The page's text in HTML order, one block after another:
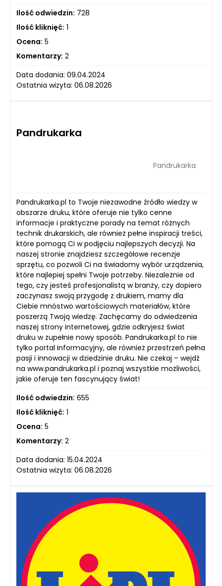
Ilość odwiedzin: 728
Ilość kliknięć: 1
Ocena: 5
Komentarzy: 2
Data dodania: 09.04.2024
Ostatnia wizyta: 06.08.2026
Pandrukarka
Pandrukarka
Pandrukarka.pl to Twoje niezawodne źródło wiedzy w
obszarze druku, które oferuje nie tylko cenne
informacje i praktyczne porady na temat różnych
technik drukarskich, ale również pełne inspiracji treści,
które pomogą Ci w podjęciu najlepszych decyzji. Na
naszej stronie znajdziesz szczegółowe recenzje
sprzętu, co pozwoli Ci na świadomy wybór urządzenia,
które najlepiej spełni Twoje potrzeby. Niezależnie od
tego, czy jesteś profesjonalistą w branży, czy dopiero
zaczynasz swoją przygodę z drukiem, mamy dla
Ciebie mnóstwo wartościowych materiałów, które
poszerzą Twoją wiedzę. Zachęcamy do odwiedzenia
naszej strony internetowej, gdzie odkryjesz świat
druku w zupełnie nowy sposób. Pandrukarka.pl to nie
tylko portal informacyjny, ale również przestrzeń pełna
pasji i innowacji w dziedzinie druku. Nie czekaj – wejdź
na www.pandrukarka.pl i poznaj wszystkie możliwości,
jakie oferuje ten fascynujący świat!
Ilość odwiedzin: 655
Ilość kliknięć: 1
Ocena: 5
Komentarzy: 2
Data dodania: 15.04.2024
Ostatnia wizyta: 06.08.2026